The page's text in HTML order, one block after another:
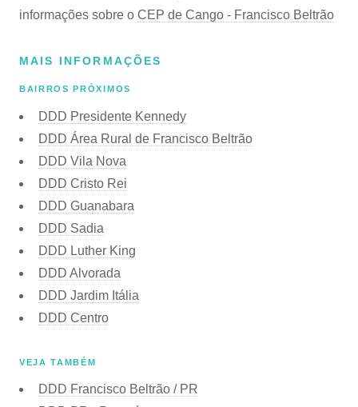
informações sobre o CEP de Cango - Francisco Beltrão
MAIS INFORMAÇÕES
BAIRROS PRÓXIMOS
DDD Presidente Kennedy
DDD Área Rural de Francisco Beltrão
DDD Vila Nova
DDD Cristo Rei
DDD Guanabara
DDD Sadia
DDD Luther King
DDD Alvorada
DDD Jardim Itália
DDD Centro
VEJA TAMBÉM
DDD Francisco Beltrão / PR